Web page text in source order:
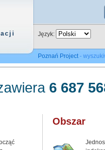
Język:
Poznań Project-
6 687
Obszar